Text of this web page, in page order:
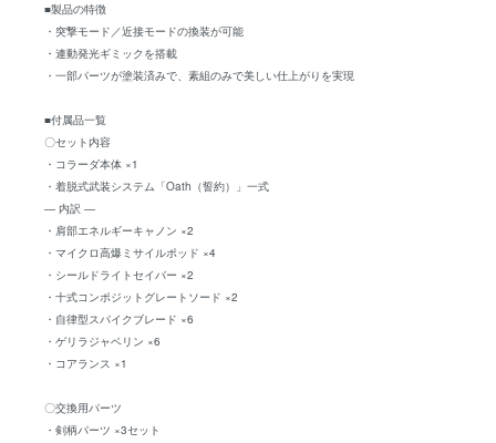
■製品の特徴
・突撃モード／近接モードの換装が可能
・連動発光ギミックを搭載
・一部パーツが塗装済みで、素組のみで美しい仕上がりを実現
■付属品一覧
〇セット内容
・コラーダ本体 ×1
・着脱式武装システム「Oath（誓約）」一式
― 内訳 ―
・肩部エネルギーキャノン ×2
・マイクロ高爆ミサイルポッド ×4
・シールドライトセイバー ×2
・十式コンポジットグレートソード ×2
・自律型スパイクブレード ×6
・ゲリラジャベリン ×6
・コアランス ×1
〇交換用パーツ
・剣柄パーツ ×3セット